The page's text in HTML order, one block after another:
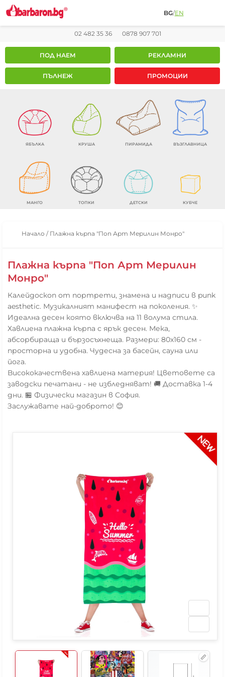
BG/EN
02 482 35 36 0878 907 701
ПОД НАЕМ РЕКЛАМНИ
ПЪЛНЕЖ ПРОМОЦИИ
ЯБЪЛКА КРУША ПИРАМИДА ВЪЗГЛАВНИЦА
МАНГО ТОПКИ ДЕТСКИ КУБЧЕ
Начало / Плажна кърпа "Поп Арт Мерилин Монро"
Плажна кърпа "Поп Арт Мерилин
Монро"
Калейдоскоп от портрети, знамена и надписи в punk
aesthetic. Музикалният манифест на поколения. ✨
Идеална десен която включва на 11 волума стила.
Хавлиена плажна кърпа с ярък десен. Мека,
абсорбираща и бързосъхнеща. Размери: 80х160 см -
просторна и удобна. Чудесна за басейн, сауна или
йога.
Висококачествена хавлиена материя! Цветовете са
заводски печатани - не избледняват! 🚚 Доставка 1-4
дни. 🏪 Физически магазин в София.
Заслужавате най-доброто! 😊